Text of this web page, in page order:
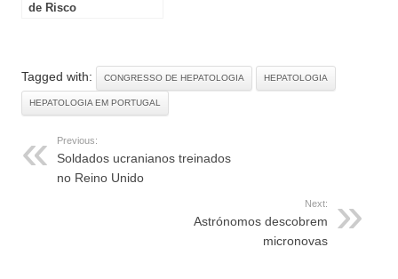
de Risco
Tagged with: CONGRESSO DE HEPATOLOGIA HEPATOLOGIA
HEPATOLOGIA EM PORTUGAL
Previous:
Soldados ucranianos treinados
no Reino Unido
Next:
Astrónomos descobrem
micronovas